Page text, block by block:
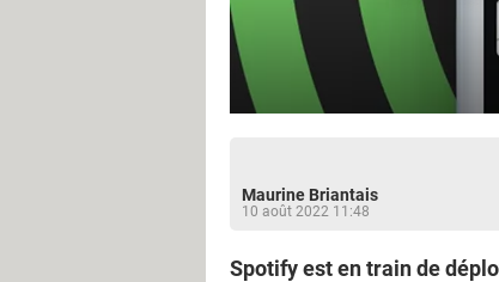
Maurine Briantais
10 août 2022 11:48
Spotify est en train de